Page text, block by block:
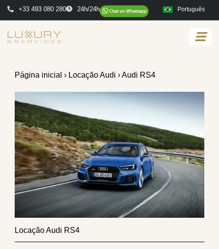
+33 493 080 280 24h/24h Português
Página inicial › Locação Audi › Audi RS4
Locação Audi RS4